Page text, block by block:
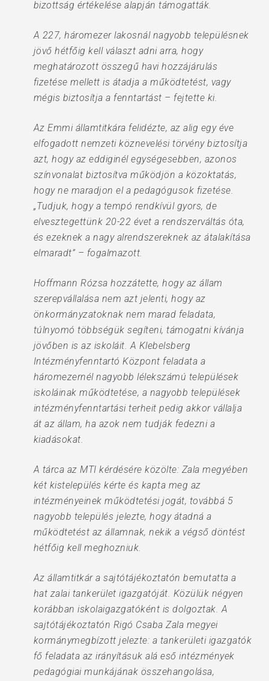
bizottság értékelése alapján támogatták.
A 227, háromezer lakosnál nagyobb településnek
jövő hétfőig kell választ adni arra, hogy
meghatározott összegű havi hozzájárulás
fizetése mellett is átadja a működtetést, vagy
mégis biztosítja a fenntartást – fejtette ki.
Az Emmi államtitkára felidézte, az alig egy éve
elfogadott nemzeti köznevelési törvény biztosítja
azt, hogy az eddiginél egységesebben, azonos
színvonalat biztosítva működjön a közoktatás,
hogy ne maradjon el a pedagógusok fizetése.
„Tudjuk, hogy a tempó rendkívül gyors, de
elvesztegettünk 20-22 évet a rendszerváltás óta,
és ezeknek a nagy alrendszereknek az átalakítása
elmaradt” – fogalmazott.
Hoffmann Rózsa hozzátette, hogy az állam
szerepvállalása nem azt jelenti, hogy az
önkormányzatoknak nem marad feladata,
túlnyomó többségük segíteni, támogatni kívánja
jövőben is az iskoláit. A Klebelsberg
Intézményfenntartó Központ feladata a
háromezernél nagyobb lélekszámú települések
iskoláinak működtetése, a nagyobb települések
intézményfenntartási terheit pedig akkor vállalja
át az állam, ha azok nem tudják fedezni a
kiadásokat.
A tárca az MTI kérdésére közölte: Zala megyében
két kistelepülés kérte és kapta meg az
intézményeinek működtetési jogát, továbbá 5
nagyobb település jelezte, hogy átadná a
működtetést az államnak, nekik a végső döntést
hétfőig kell meghozniuk.
Az államtitkár a sajtótájékoztatón bemutatta a
hat zalai tankerület igazgatóját. Közülük négyen
korábban iskolaigazgatóként is dolgoztak. A
sajtótájékoztatón Rigó Csaba Zala megyei
kormánymegbízott jelezte: a tankerületi igazgatók
fő feladata az irányításuk alá eső intézmények
pedagógiai munkájának összehangolása,